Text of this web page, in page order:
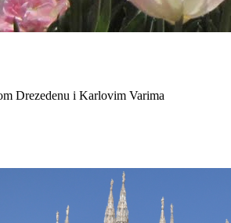
Drezedenu i Karlovim Varima